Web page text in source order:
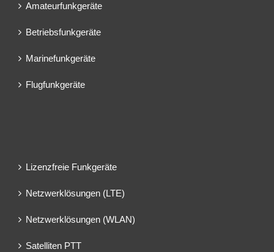
Amateurfunkgeräte
Betriebsfunkgeräte
Marinefunkgeräte
Flugfunkgeräte
Lizenzfreie Funkgeräte
Netzwerklösungen (LTE)
Netzwerklösungen (WLAN)
Satelliten PTT